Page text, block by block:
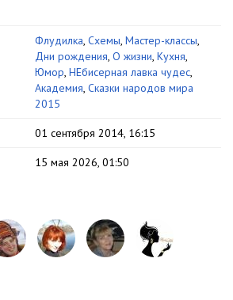
Флудилка, Схемы, Мастер-классы,
Дни рождения, О жизни, Кухня,
Юмор, НЕбисерная лавка чудес,
Академия, Сказки народов мира
2015
01 сентября 2014, 16:15
15 мая 2026, 01:50